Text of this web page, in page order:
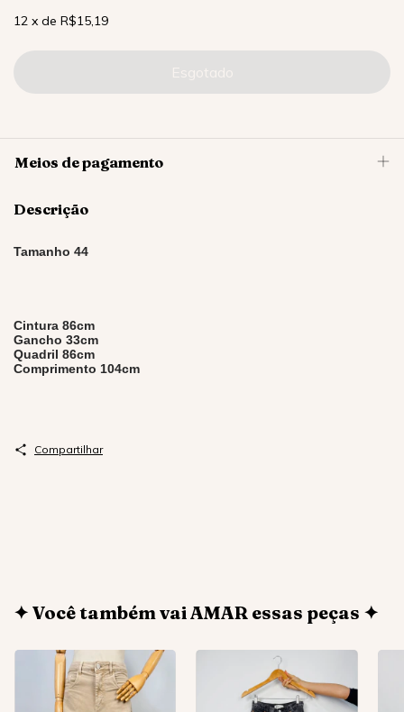
12 x de R$15,19
Meios de pagamento
Descrição
Tamanho 44
Cintura 86cm
Gancho 33cm
Quadril 86cm
Comprimento 104cm
Compartilhar
✦ Você também vai AMAR essas peças ✦